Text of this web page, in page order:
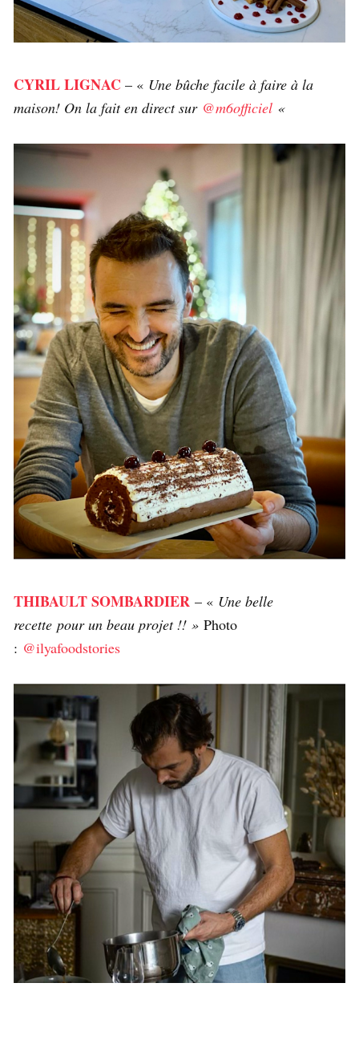
CYRIL LIGNAC – « Une bûche facile à faire à la
maison! On la fait en direct sur @m6officiel «
THIBAULT SOMBARDIER – « Une belle
recette pour un beau projet !! » Photo
: @ilyafoodstories